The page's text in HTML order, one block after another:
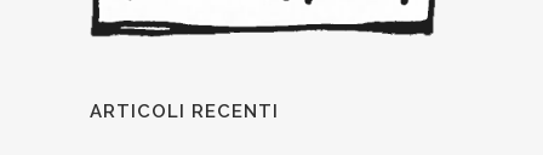
ARTICOLI RECENTI